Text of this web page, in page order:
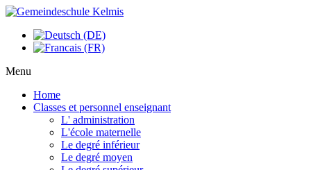
Menu
Home
Classes et personnel enseignant
L' administration
L'école maternelle
Le degré inférieur
Le degré moyen